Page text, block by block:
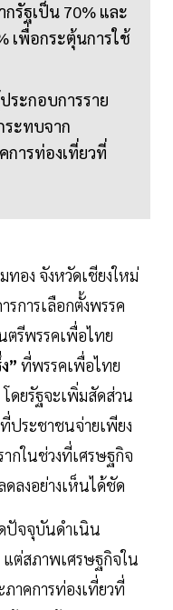
รัฐเป็น 70% และ
เพื่อกระตุ้นการใช้
ระกอบการราย
ระทบจาก
การท่องเที่ยวที่
อง จังหวัดเชียงใหม่
รการเลือกตั้งพรรค
ตรีพรรคเพื่อไทย
” ที่พรรคเพื่อไทย
ดยรัฐจะเพิ่มสัดส่วน
ประชาชนจ่ายเพียง
กในช่วงที่เศรษฐกิจ
ลงอย่างเห็นได้ชัด
ปัจจุบันดำเนิน
แต่สภาพเศรษฐกิจใน
าคการท่องเที่ยวที่